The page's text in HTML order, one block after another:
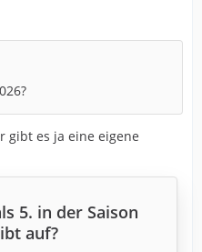
gibt es ja eine eigene
5. in der Saison
auf?